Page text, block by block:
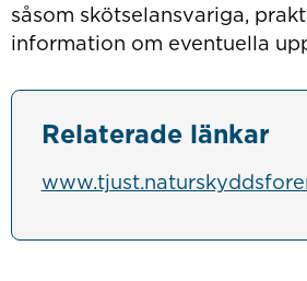
såsom skötselansvariga,
information om eventuella
Relaterade länkar